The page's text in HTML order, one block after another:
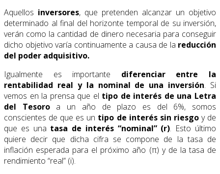
Aquellos inversores, que pretenden alcanzar un objetivo
determinado al final del horizonte temporal de su inversión,
verán como la cantidad de dinero necesaria para conseguir
dicho objetivo varía continuamente a causa de la reducción
del poder adquisitivo.
Igualmente es importante diferenciar entre la
rentabilidad real y la nominal de una inversión. Si
vemos en la prensa que el tipo de interés de una Letra
del Tesoroa un año de plazo es del 6%, somos
conscientes de que es un tipo de interés sin riesgoy de
que es una tasa de interés “nominal” (r). Esto último
quiere decir que dicha cifra se compone de la tasa de
inflación esperada para el próximo año (π) y de la tasa de
rendimiento “real” (i).